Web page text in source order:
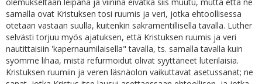
samalla ovat Kristuksen tosi ruumis ja veri, jotka ehtoollisessa
otetaan vastaan suulla, kuitenkin sakramentillisella tavalla. Luther
selvästi torjuu myös ajatuksen, että Kristuksen ruumis ja veri
nautittaisiin 'kapernaumilaisella" tavalla, ts. samalla tavalla kuin
syömme lihaa, mistä refurmoidut olivat syyttäneet luterilaisia.
Kristuksen ruumiin ja veren läsnäolon vaikuttavat asetussanat; ne